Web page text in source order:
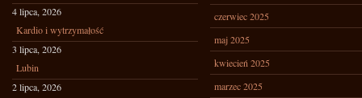
4 lipca, 2026
Kardio i wytrzymałość
3 lipca, 2026
Lubin
2 lipca, 2026
czerwiec 2025
maj 2025
kwiecień 2025
marzec 2025